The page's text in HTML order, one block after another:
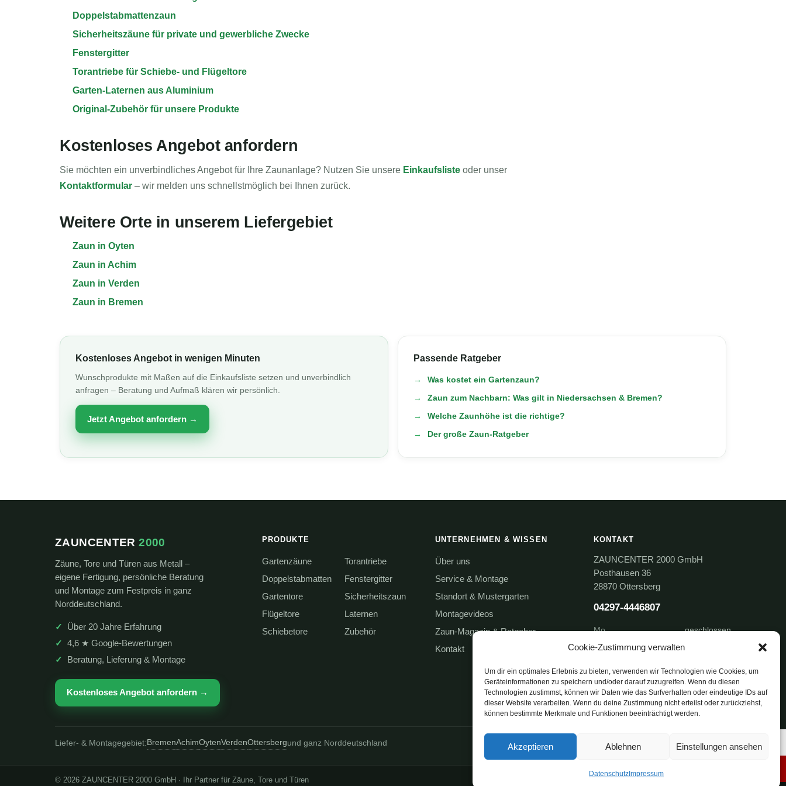
Cookie-Zustimmung verwalten
Um dir ein optimales Erlebnis zu bieten, verwenden wir Technologien wie Cookies, um
Geräteinformationen zu speichern und/oder darauf zuzugreifen. Wenn du diesen
Technologien zustimmst, können wir Daten wie das Surfverhalten oder eindeutige IDs auf
dieser Website verarbeiten. Wenn du deine Zustimmung nicht erteilst oder zurückziehst,
können bestimmte Merkmale und Funktionen beeinträchtigt werden.
Akzeptieren Ablehnen Einstellungen ansehen
DatenschutzImpressum
Doppelstabmattenzaun
Sicherheitszäune für private und gewerbliche Zwecke
Fenstergitter
Torantriebe für Schiebe- und Flügeltore
Garten-Laternen aus Aluminium
Original-Zubehör für unsere Produkte
Kostenloses Angebot anfordern
Sie möchten ein unverbindliches Angebot für Ihre Zaunanlage? Nutzen Sie unsere Einkaufsliste oder unser
Kontaktformular – wir melden uns schnellstmöglich bei Ihnen zurück.
Weitere Orte in unserem Liefergebiet
Zaun in Oyten
Zaun in Achim
Zaun in Verden
Zaun in Bremen
Kostenloses Angebot in wenigen Minuten
Wunschprodukte mit Maßen auf die Einkaufsliste setzen und unverbindlich
anfragen – Beratung und Aufmaß klären wir persönlich.
Jetzt Angebot anfordern →
Passende Ratgeber
Was kostet ein Gartenzaun?
Zaun zum Nachbarn: Was gilt in Niedersachsen & Bremen?
Welche Zaunhöhe ist die richtige?
Der große Zaun-Ratgeber
ZAUNCENTER2000
Zäune, Tore und Türen aus Metall –
eigene Fertigung, persönliche Beratung
und Montage zum Festpreis in ganz
Norddeutschland.
Über 20 Jahre Erfahrung
4,6 ★ Google-Bewertungen
Beratung, Lieferung & Montage
Kostenloses Angebot anfordern →
PRODUKTE
Gartenzäune
Doppelstabmatten
Gartentore
Flügeltore
Schiebetore
Torantriebe
Fenstergitter
Sicherheitszaun
Laternen
Zubehör
UNTERNEHMEN & WISSEN
Über uns
Service & Montage
Standort & Mustergarten
Montagevideos
Zaun-Magazin & Ratgeber
Kontakt
KONTAKT
ZAUNCENTER 2000 GmbH
Posthausen 36
28870 Ottersberg
04297-4446807
Mo.
geschlossen
Di. – Fr.
11:00 – 17:00 Uhr
Liefer- & Montagegebiet: BremenAchimOytenVerdenOttersbergund ganz Norddeutschland
© 2026 ZAUNCENTER 2000 GmbH · Ihr Partner für Zäune, Tore und Türen AGBDatenschutz
Sonderposten